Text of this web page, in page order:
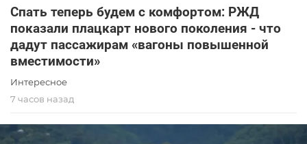
Спать теперь будем с комфортом: РЖД
показали плацкарт нового поколения - что
дадут пассажирам «вагоны повышенной
вместимости»
Интересное
7 часов назад